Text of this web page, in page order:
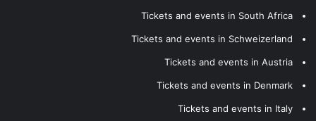
Tickets and events in South Africa
Tickets and events in Schweizerland
Tickets and events in Austria
Tickets and events in Denmark
Tickets and events in Italy